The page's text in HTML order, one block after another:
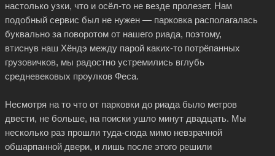
настолько узки, что и осёл-тоне везде пролезет. Нам
подобный сервис был не нужен — парковка располагалась
буквально за поворотом от нашего риада, поэтому,
втиснув наш Хёндэ между парой каких-топотрёпанных
грузовичков, мы радостно устремились вглубь
средневековых проулков Феса.
Несмотря на то что от парковки до риада было метров
двести, не больше, на поиски ушло минут двадцать. Мы
несколько раз прошли туда-сюда мимо невзрачной
обшарпанной двери, и лишь после этого решили